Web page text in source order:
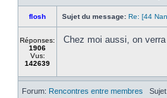
flosh Sujet du message: Re: [44
Réponses:
1906
Vus:
142639
Chez moi aussi, on
Forum: Rencontres entre membres Sujet: